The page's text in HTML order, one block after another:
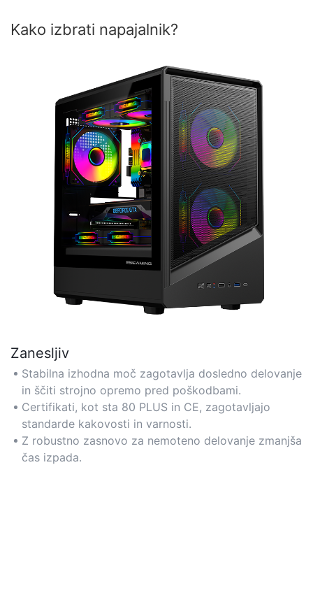
Kako izbrati napajalnik?
Zanesljiv
Stabilna izhodna moč zagotavlja dosledno delovanje
in ščiti strojno opremo pred poškodbami.
Certifikati, kot sta 80 PLUS in CE, zagotavljajo
standarde kakovosti in varnosti.
Z robustno zasnovo za nemoteno delovanje zmanjša
čas izpada.